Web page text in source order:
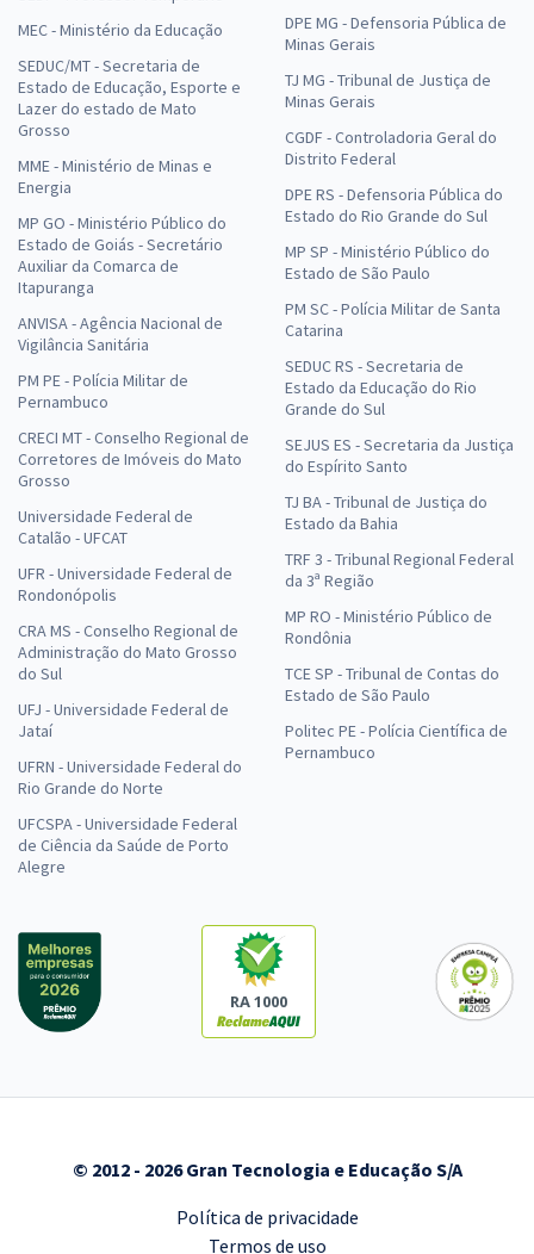
MEC - Ministério da Educação
SEDUC/MT - Secretaria de
Estado de Educação, Esporte e
Lazer do estado de Mato
Grosso
MME - Ministério de Minas e
Energia
MP GO - Ministério Público do
Estado de Goiás - Secretário
Auxiliar da Comarca de
Itapuranga
ANVISA - Agência Nacional de
Vigilância Sanitária
PM PE - Polícia Militar de
Pernambuco
CRECI MT - Conselho Regional de
Corretores de Imóveis do Mato
Grosso
Universidade Federal de
Catalão - UFCAT
UFR - Universidade Federal de
Rondonópolis
CRA MS - Conselho Regional de
Administração do Mato Grosso
do Sul
UFJ - Universidade Federal de
Jataí
UFRN - Universidade Federal do
Rio Grande do Norte
UFCSPA - Universidade Federal
de Ciência da Saúde de Porto
Alegre
DPE MG - Defensoria Pública de
Minas Gerais
TJ MG - Tribunal de Justiça de
Minas Gerais
CGDF - Controladoria Geral do
Distrito Federal
DPE RS - Defensoria Pública do
Estado do Rio Grande do Sul
MP SP - Ministério Público do
Estado de São Paulo
PM SC - Polícia Militar de Santa
Catarina
SEDUC RS - Secretaria de
Estado da Educação do Rio
Grande do Sul
SEJUS ES - Secretaria da Justiça
do Espírito Santo
TJ BA - Tribunal de Justiça do
Estado da Bahia
TRF 3 - Tribunal Regional Federal
da 3ª Região
MP RO - Ministério Público de
Rondônia
TCE SP - Tribunal de Contas do
Estado de São Paulo
Politec PE - Polícia Científica de
Pernambuco
RA 1000
© 2012 - 2026 Gran Tecnologia e Educação S/A
Política de privacidade
Termos de uso